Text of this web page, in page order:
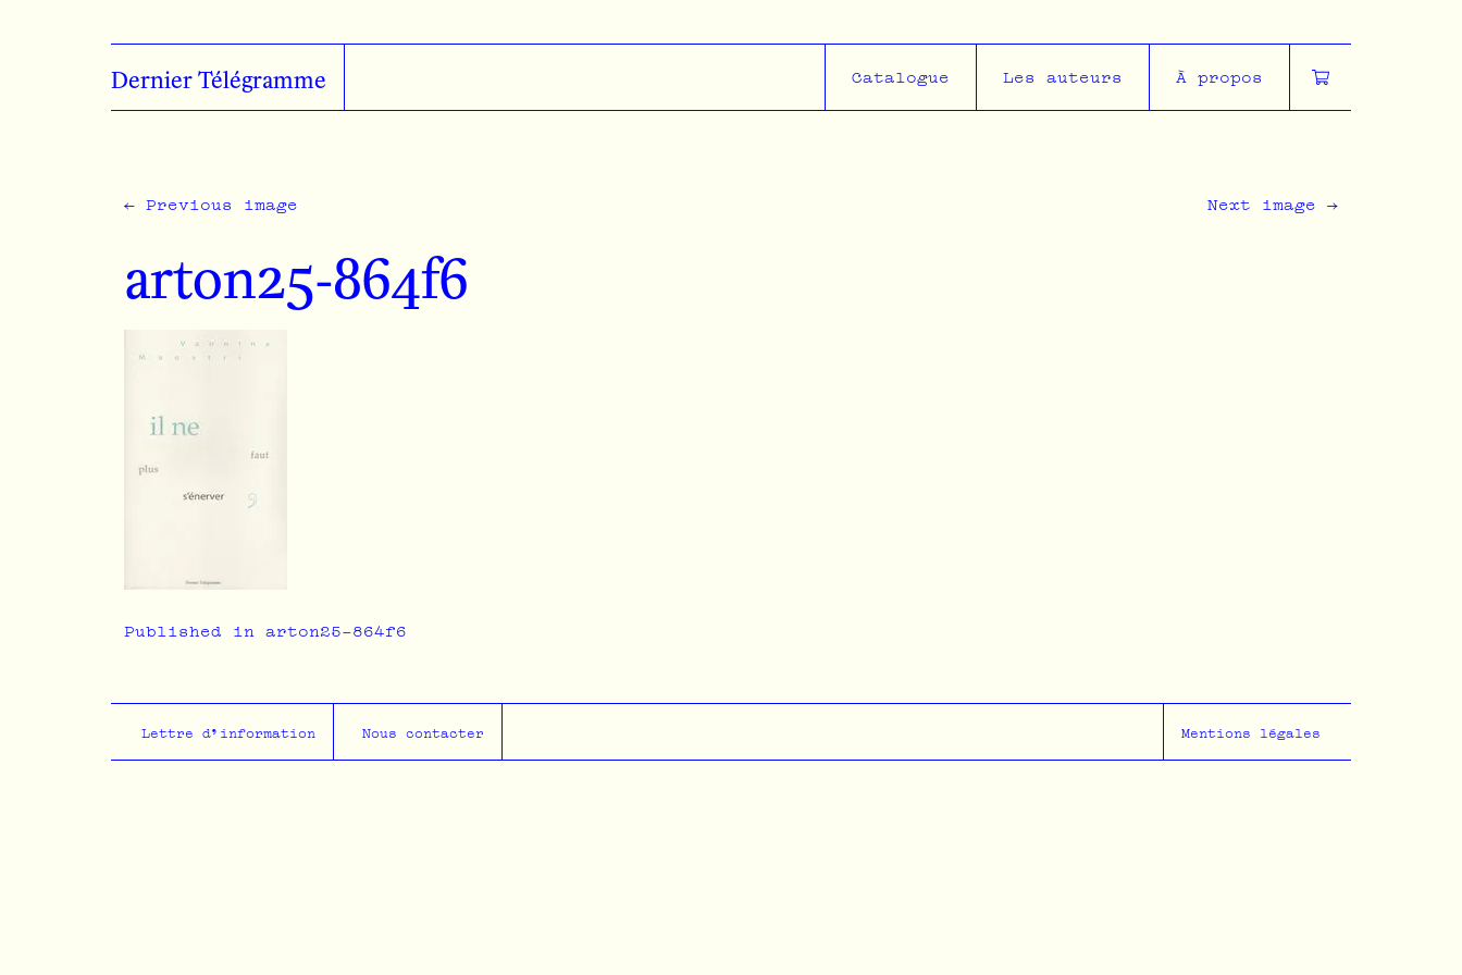
Skip to main content
Dernier Télégramme Catalogue Les auteurs À propos
← Previous image Next image →
arton25-864f6
Navigation
l’article
Published in arton25-864f6
Lettre d'information Nous contacter Mentions légales